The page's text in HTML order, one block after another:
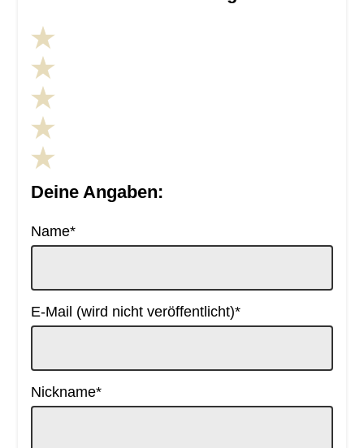
Deine Angaben:
Pflichtfeld
Name*
Pflichtfeld
E-Mail (wird nicht veröffentlicht)*
Pflichtfeld
Nickname*